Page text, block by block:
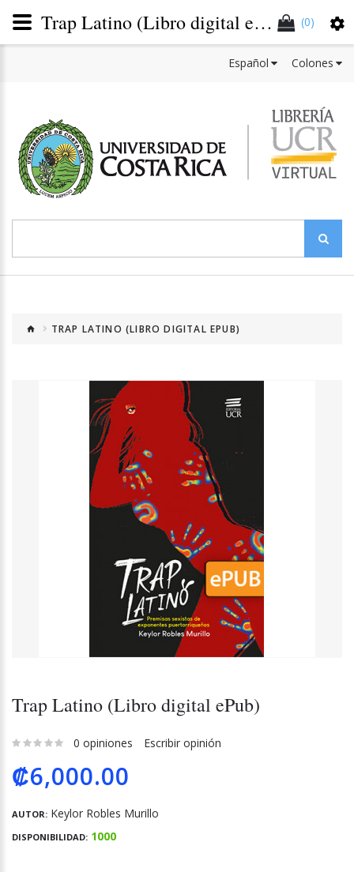
(0)
Colones
Español
TRAP LATINO (LIBRO DIGITAL EPUB)
Trap Latino (Libro digital ePub)
0 opiniones Escribir opinión
₡6,000.00
AUTOR: Keylor Robles Murillo
DISPONIBILIDAD: 1000
Trap Latino (Libro digital ePub)